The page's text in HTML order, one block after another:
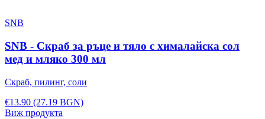
SNB
SNB - Скраб за ръце и тяло с хималайска сол
мед и мляко 300 мл
Скраб, пилинг, соли
€13.90 (27.19 BGN)
Виж продукта